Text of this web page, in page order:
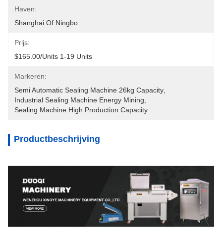
Haven:
Shanghai Of Ningbo
Prijs:
$165.00/units 1-19 Units
Markeren:
Semi Automatic Sealing Machine 26kg Capacity
Industrial Sealing Machine Energy Mining
Sealing Machine High Production Capacity
Productbeschrijving